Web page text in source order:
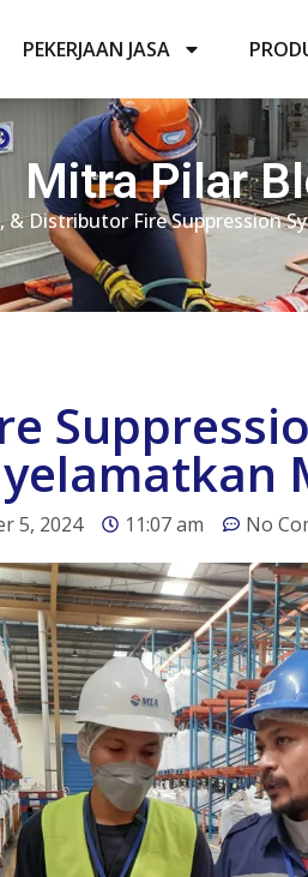
PEKERJAAN JASA
Mitra Pilar
Distributor Fire Suppression
5, 2024 11:07 am No